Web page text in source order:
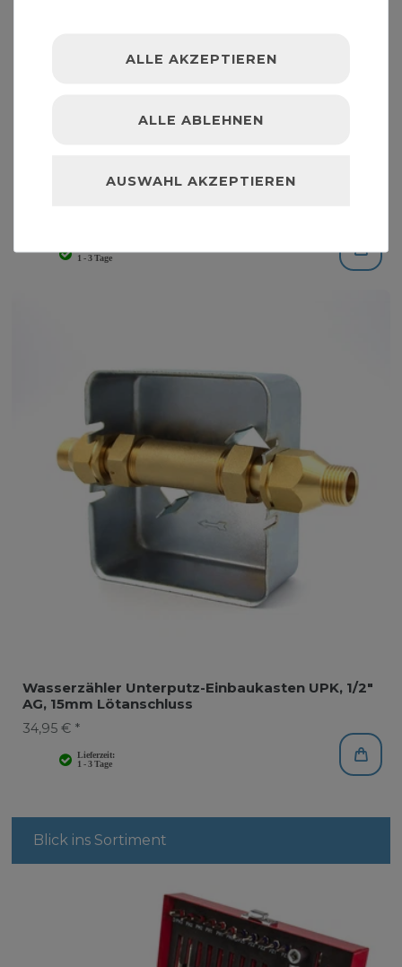
Caleffi Wasserdruckminderer DN 20 3/4 Zoll
Wasserzähler Unterputz-Einbaukasten UPK, 1/2"
AG, 15mm Lötanschluss
34,95 € *
Blick ins Sortiment
ALLE AKZEPTIEREN
ALLE ABLEHNEN
AUSWAHL AKZEPTIEREN